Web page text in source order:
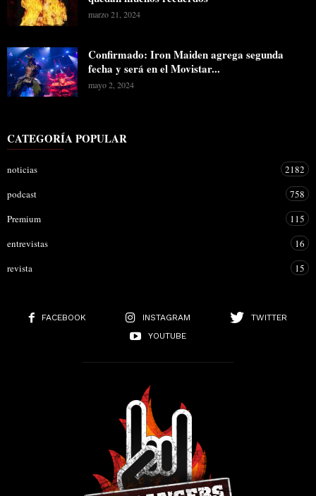
marzo 21, 2024
Confirmado: Iron Maiden agrega segunda
fecha y será en el Movistar...
mayo 2, 2024
CATEGORÍA POPULAR
noticias
2182
podcast
758
Premium
115
entrevistas
16
revista
15
FACEBOOK INSTAGRAM
TWITTER
YOUTUBE